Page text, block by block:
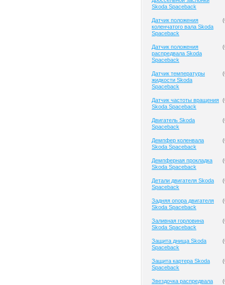
Skoda Spaceback
Датчик положения
коленчатого вала Skoda
Spaceback
(
Датчик положения
распредвала Skoda
Spaceback
(
Датчик температуры
жидкости Skoda
Spaceback
(
Датчик частоты вращения
Skoda Spaceback
(
Двигатель Skoda
Spaceback
(
Демпфер коленвала
Skoda Spaceback
(
Демпферная прокладка
Skoda Spaceback
(
Детали двигателя Skoda
Spaceback
(
Задняя опора двигателя
Skoda Spaceback
(
Заливная горловина
Skoda Spaceback
(
Защита днища Skoda
Spaceback
(
Защита картера Skoda
Spaceback
(
Звездочка распредвала
(